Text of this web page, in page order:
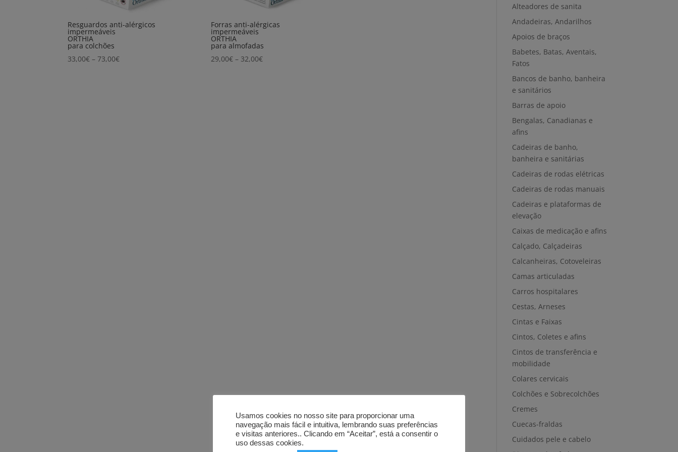
Resguardos anti-alérgicos
impermeáveis
ORTHIA
para colchões
33,00€ – 73,00€Price
Forras anti-alérgicas
impermeáveis
ORTHIA
para almofadas
29,00€ – 32,00€Price
Alteadores de sanita
Andadeiras, Andarilhos
Apoios de braços
Babetes, Batas, Aventais,
Fatos
Bancos de banho, banheira
e sanitários
Barras de apoio
Bengalas, Canadianas e
afins
Cadeiras de banho,
banheira e sanitárias
Cadeiras de rodas elétricas
Cadeiras de rodas manuais
Cadeiras e plataformas de
elevação
Caixas de medicação e afins
Calçado, Calçadeiras
Calcanheiras, Cotoveleiras
Camas articuladas
Carros hospitalares
Cestas, Arneses
Cintas e Faixas
Cintos, Coletes e afins
Cintos de transferência e
mobilidade
Colares cervicais
Colchões e Sobrecolchões
Cremes
Cuecas-fraldas
Cuidados pele e cabelo
Usamos cookies no nosso site para proporcionar uma
navegação mais fácil e intuitiva, lembrando suas preferências
e visitas anteriores.. Clicando em “Aceitar”, está a consentir o
uso dessas cookies.